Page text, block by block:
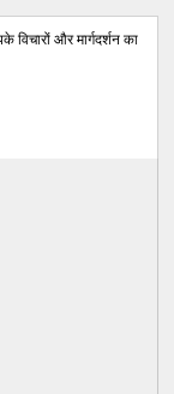
और मार्गदर्शन का